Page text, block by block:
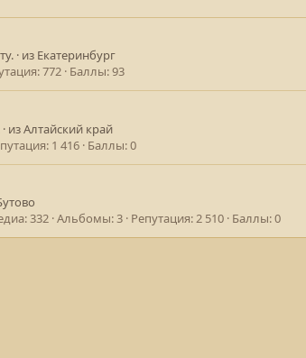
· из Екатеринбург
772 Баллы 93
· изАлтайский край
1 416 Баллы 0
332 Альбомы 3 Репутация 2 510 Баллы 0